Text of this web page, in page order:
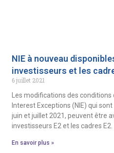
NIE à nouveau
investisseurs et les
6 juillet 2021
Les modifications des conditions
Interest Exceptions (NIE) qui
juin et juillet 2021, peuvent être
investisseurs E2 et les cadres E2.
En savoir plus »